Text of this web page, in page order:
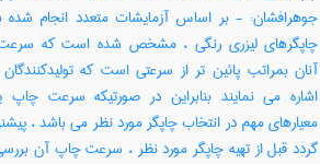
جوهرافشان: - بر اساس آزمایشات متعدد انجام شده
چاپگرهای لیزری رنگی ، مشخص شده است که
آنان بمراتب پائین تر از سرعتی است که
اشاره می نمایند بنابراین در صورتیکه سرعت چاپ
معیارهای مهم در انتخاب چاپگر مورد نظر می باشد ،
گردد قبل از تهیه چاپگر مورد نظر ، سرعت چاپ آن